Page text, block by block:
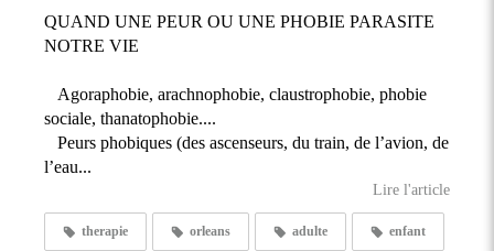
QUAND UNE PEUR OU UNE PHOBIE PARASITE
NOTRE VIE
Agoraphobie, arachnophobie, claustrophobie, phobie
sociale, thanatophobie....
Peurs phobiques (des ascenseurs, du train, de l’avion, de
l’eau...
Lire l'article
therapie orleans adulte enfant